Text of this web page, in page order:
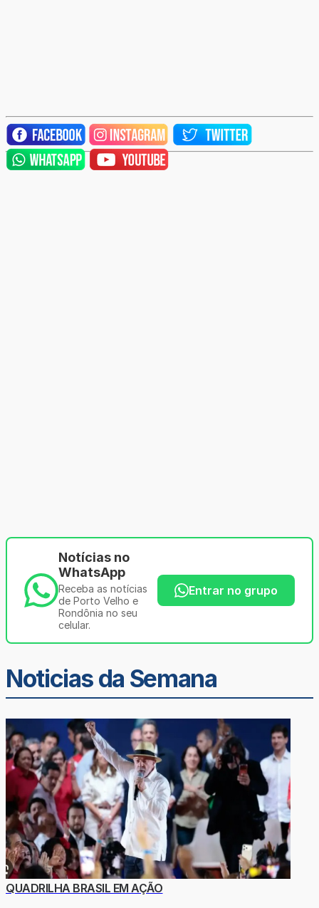
Notícias no
WhatsApp
Receba as notícias
de Porto Velho e
Rondônia no seu
celular.
Entrar no grupo
Noticias da Semana
QUADRILHA BRASIL EM AÇÃO